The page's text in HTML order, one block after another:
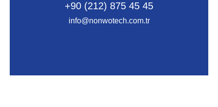
+90 (212) 875 45 45
info@nonwotech.com.tr